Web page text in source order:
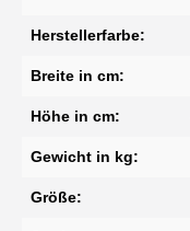
Herstellerfarbe:
Breite in cm:
Höhe in cm:
Gewicht in kg:
Größe: